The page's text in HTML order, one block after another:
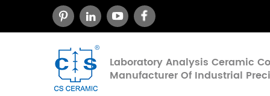
Laboratory Analysis Ceramic
Manufacturer Of Industrial